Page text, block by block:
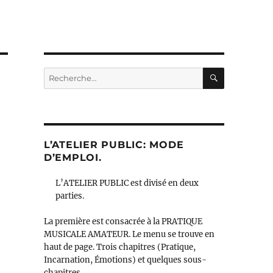
Recherche
pour :
L’ATELIER PUBLIC: MODE
D’EMPLOI.
L’ATELIER PUBLIC est divisé en deux
parties.
La première est consacrée à la PRATIQUE
MUSICALE AMATEUR. Le menu se trouve en
haut de page. Trois chapitres (Pratique,
Incarnation, Émotions) et quelques sous-